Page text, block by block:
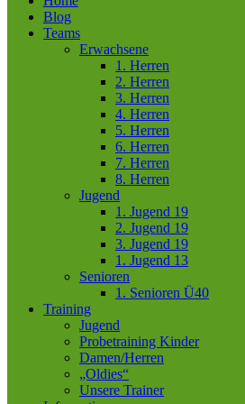
Blog
Teams
Erwachsene
1. Herren
2. Herren
3. Herren
4. Herren
5. Herren
6. Herren
7. Herren
8. Herren
Jugend
1. Jugend 19
2. Jugend 19
3. Jugend 19
1. Jugend 13
Senioren
1. Senioren Ü40
Training
Jugend
Probetraining Kinder
Damen/Herren
„Oldies“
Unsere Trainer